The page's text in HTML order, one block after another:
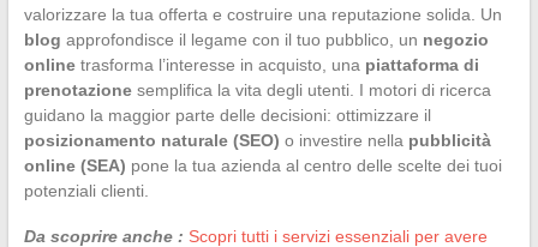
valorizzare la tua offerta e costruire una reputazione solida. Un
blog approfondisce il legame con il tuo pubblico, un negozio
onlinetrasforma l’interesse in acquisto, una piattaforma di
prenotazionesemplifica la vita degli utenti. I motori di ricerca
guidano la maggior parte delle decisioni: ottimizzare il
posizionamento naturale (SEO) o investire nella pubblicità
online (SEA) pone la tua azienda al centro delle scelte dei tuoi
potenziali clienti.
Da scoprire anche : Scopri tutti i servizi essenziali per avere